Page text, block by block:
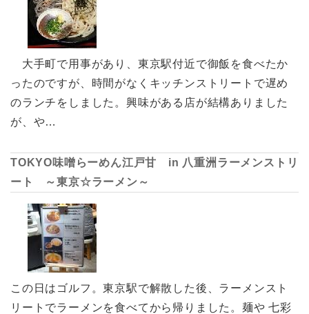
大手町で用事があり、東京駅付近で御飯を食べたか
ったのですが、時間がなくキッチンストリートで遅め
のランチをしました。興味がある店が結構ありました
が、や…
TOKYO味噌らーめん江戸甘 in 八重洲ラーメンストリ
ート ～東京☆ラーメン～
この日はゴルフ。東京駅で解散した後、ラーメンスト
リートでラーメンを食べてから帰りました。麺や 七彩